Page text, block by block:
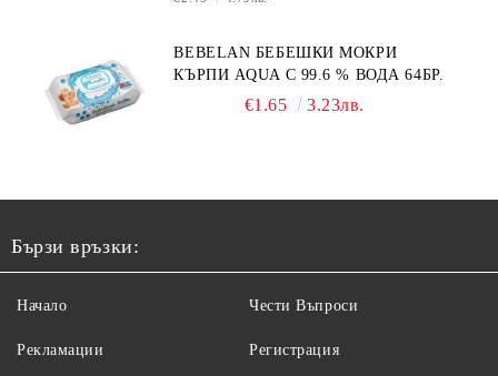
BEBELAN БЕБЕШКИ МОКРИ
КЪРПИ AQUA С 99.6 % ВОДА 64БР.
€1.65 3.23лв.
Бързи връзки:
Начало
Рекламации
Чести Въпроси
Регистрация